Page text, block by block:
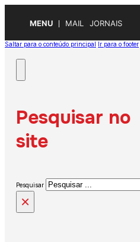
MENU MAIL JORNAIS
Saltar para o conteúdo principal Ir para o footer
Pesquisar no
site
Pesquisar
×